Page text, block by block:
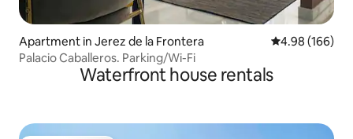
Apartment in Jerez de la Frontera 4.98 out of 5
4.98 (166)
Palacio Caballeros. Parking/Wi-Fi
Waterfront house rentals